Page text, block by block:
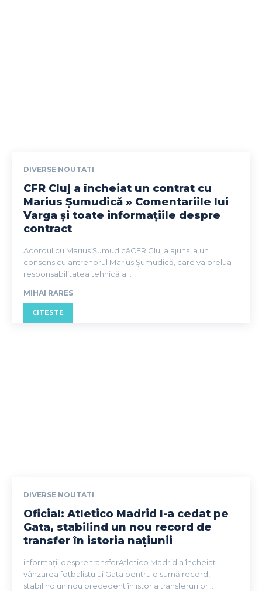
DIVERSE NOUTATI
CFR Cluj a încheiat un contrat cu
Marius Șumudică » Comentariile lui
Varga și toate informațiile despre
contract
Acordul cu Marius ȘumudicăCFR Cluj a ajuns la un
consens cu antrenorul Marius Șumudică, care va prelua
responsabilitatea tehnică a...
MIHAI RARES
CITESTE
DIVERSE NOUTATI
Oficial: Atletico Madrid l-a cedat pe
Gata, stabilind un nou record de
transfer în istoria națiunii
informații despre transferAtletico Madrid a încheiat
vânzarea fotbalistului Gata pentru o sumă record,
stabilind un nou precedent în istoria transferurilor...